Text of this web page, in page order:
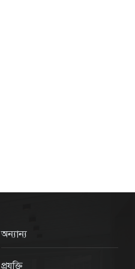
অন্যান্য
প্রযুক্তি